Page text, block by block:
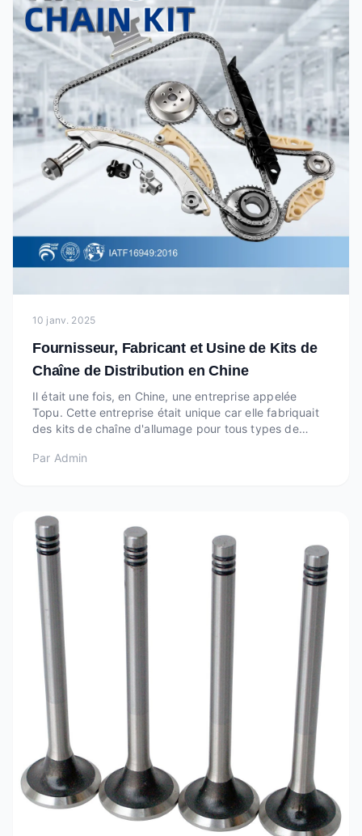
10 janv. 2025
Fournisseur, Fabricant et Usine de Kits de
Chaîne de Distribution en Chine
Il était une fois, en Chine, une entreprise appelée
Topu. Cette entreprise était unique car elle fabriquait
des kits de chaîne d'allumage pour tous types de
c'est ce qui aide le moteur à fonctionner correctement,
Par Admin